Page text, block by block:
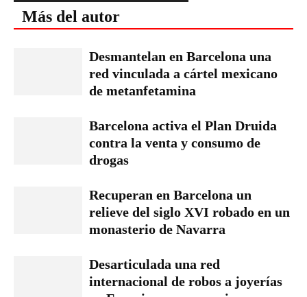
Más del autor
Desmantelan en Barcelona una
red vinculada a cártel mexicano
de metanfetamina
Barcelona activa el Plan Druida
contra la venta y consumo de
drogas
Recuperan en Barcelona un
relieve del siglo XVI robado en un
monasterio de Navarra
Desarticulada una red
internacional de robos a joyerías